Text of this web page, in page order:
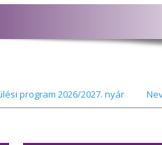
2027. nyár Nevezések